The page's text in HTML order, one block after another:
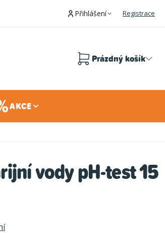
Přihlášení Registrace
Prázdný košík
AKCE
vody pH-test 15